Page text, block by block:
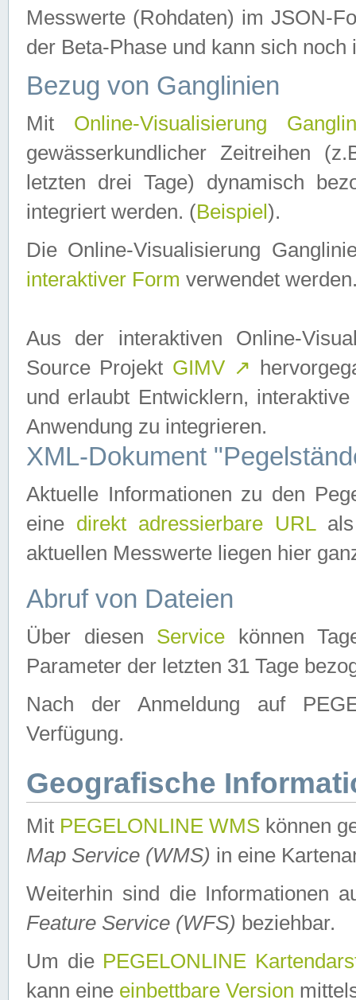
Messwerte (Rohdaten) im JSON-
der Beta-Phase und kann sich noch
Bezug von Ganglinien
Mit Online-Visualisierung
gewässerkundlicher Zeitreihen
letzten drei Tage) dynamisch
integriert werden. (Beispiel ).
Die Online-Visualisierung
interaktiver Form verwendet
Aus der interaktiven Online-
Source Projekt GIMV ↗
und erlaubt Entwicklern,
Anwendung zu integrieren.
XML-Dokument
Aktuelle Informationen zu den
eine direkt adressierbare URLals
aktuellen Messwerte liegen hier
Abruf von Dateien
Über diesen Service können
Parameter der letzten 31 Tage
Nach der Anmeldung auf
Verfügung.
Geografische
Mit PEGELONLINE WMS können
Map Service (WMS) in eine
Weiterhin sind die Informationen
Feature Service (WFS) beziehbar.
Um die PEGELONLINE
kann eine einbettbare Version